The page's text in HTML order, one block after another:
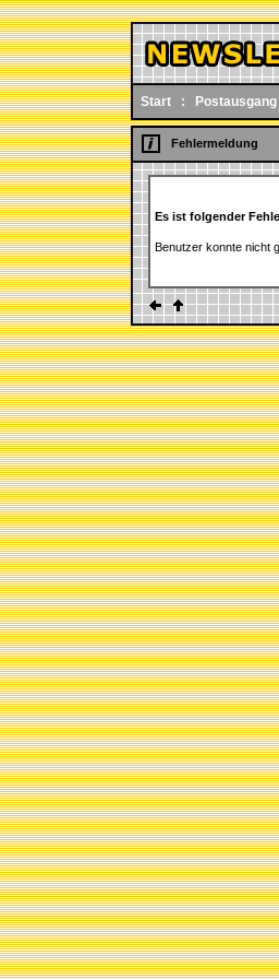
Start : Postausgang
Fehlermeldung
Es ist folgender
Benutzer konnte nicht